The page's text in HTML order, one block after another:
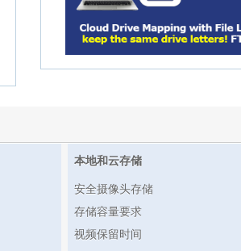
本地和云存储
安全摄像头存储
存储容量要求
视频保留时间